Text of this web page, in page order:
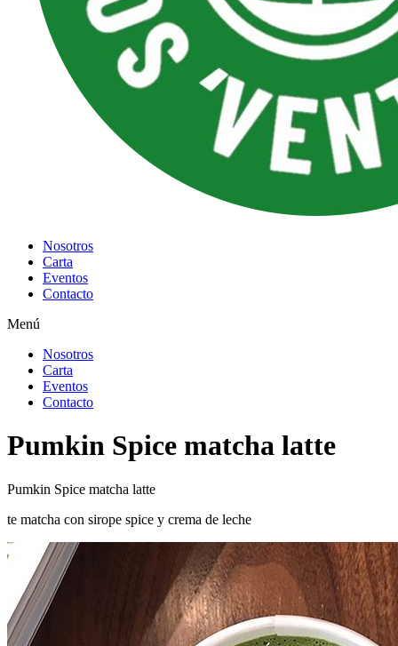
Nosotros
Carta
Eventos
Contacto
Menú
Nosotros
Carta
Eventos
Contacto
Pumkin Spice matcha latte
Pumkin Spice matcha latte
te matcha con sirope spice y crema de leche